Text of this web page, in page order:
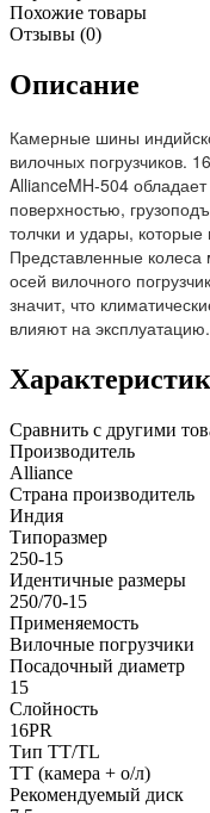
Похожие товары
Отзывы (0)
Описание
Камерные шины
вилочных погрузчиков.
AllianceMH-504
поверхностью,
толчки и удары, которые
Представленные
осей вилочного
значит, что
влияют на эксплуатацию.
Сравнить с другими
Производитель
Alliance
Страна производитель
Индия
Типоразмер
250-15
Идентичные размеры
250/70-15
Применяемость
Вилочные погрузчики
Посадочный диаметр
15
Слойность
16PR
Тип TT/TL
ТТ (камера + о/л)
Рекомендуемый диск